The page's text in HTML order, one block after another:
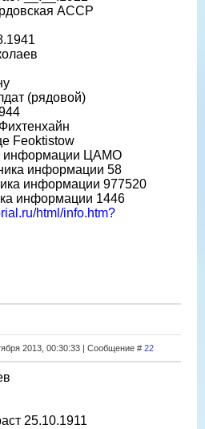
АССР
(рядовой)
Feoktistow
информации ЦАМО
информации 58
информации 977520
информации 1446
html/info.htm?
2013, 00:30:33 | Сообщение # 22
25.10.1911